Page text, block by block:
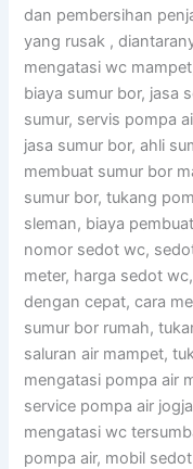
dan pembersihan
yang rusak ,
mengatasi wc
biaya sumur bor, jasa
sumur, servis pompa
jasa sumur bor, ahli
membuat sumur bor
sumur bor, tukang
sleman, biaya
nomor sedot wc,
meter, harga sedot
dengan cepat, cara
sumur bor rumah,
saluran air mampet,
mengatasi pompa air
service pompa air
mengatasi wc
pompa air, mobil